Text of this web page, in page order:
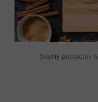
Skvelý pomocník